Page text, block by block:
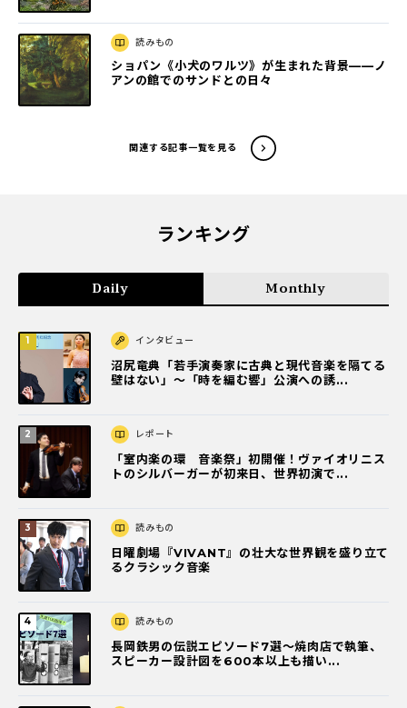
読みもの
ショパン《小犬のワルツ》が生まれた背景——ノ
アンの館でのサンドとの日々
関連する記事一覧を見る
ランキング
Daily Monthly
インタビュー
沼尻竜典「若手演奏家に古典と現代音楽を隔てる
壁はない」～「時を編む響」公演への誘...
レポート
「室内楽の環 音楽祭」初開催！ヴァイオリニス
トのシルバーガーが初来日、世界初演で...
読みもの
日曜劇場『VIVANT』の壮大な世界観を盛り立て
るクラシック音楽
読みもの
長岡鉄男の伝説エピソード7選〜焼肉店で執筆、
スピーカー設計図を600本以上も描い...